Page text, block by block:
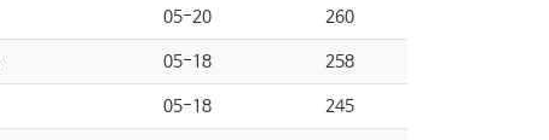
05-20 260
05-18 258
05-18 245